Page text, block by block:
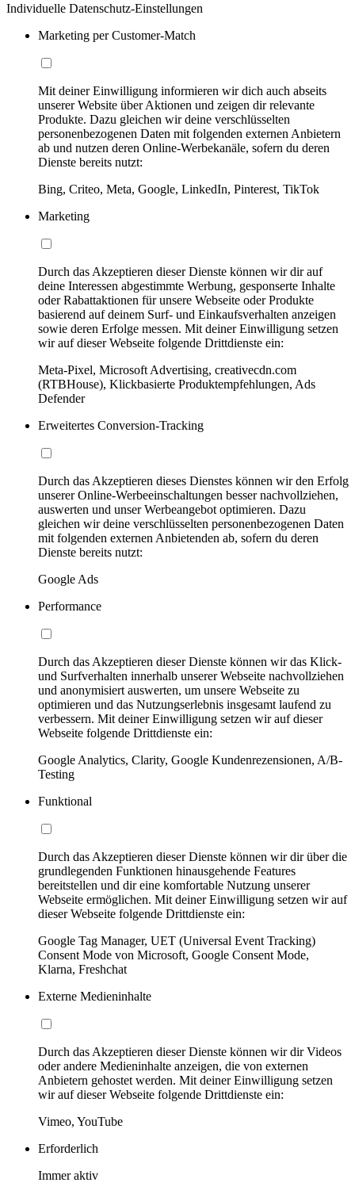
Individuelle Datenschutz-Einstellungen
Marketing per Customer-Match
Mit deiner Einwilligung informieren wir dich auch abseits
unserer Website über Aktionen und zeigen dir relevante
Produkte. Dazu gleichen wir deine verschlüsselten
personenbezogenen Daten mit folgenden externen Anbietern
ab und nutzen deren Online-Werbekanäle, sofern du deren
Dienste bereits nutzt:
Bing, Criteo, Meta, Google, LinkedIn, Pinterest, TikTok
Marketing
Durch das Akzeptieren dieser Dienste können wir dir auf
deine Interessen abgestimmte Werbung, gesponserte Inhalte
oder Rabattaktionen für unsere Webseite oder Produkte
basierend auf deinem Surf- und Einkaufsverhalten anzeigen
sowie deren Erfolge messen. Mit deiner Einwilligung setzen
wir auf dieser Webseite folgende Drittdienste ein:
Meta-Pixel, Microsoft Advertising, creativecdn.com
(RTBHouse), Klickbasierte Produktempfehlungen, Ads
Defender
Erweitertes Conversion-Tracking
Durch das Akzeptieren dieses Dienstes können wir den Erfolg
unserer Online-Werbeeinschaltungen besser nachvollziehen,
auswerten und unser Werbeangebot optimieren. Dazu
gleichen wir deine verschlüsselten personenbezogenen Daten
mit folgenden externen Anbietenden ab, sofern du deren
Dienste bereits nutzt:
Google Ads
Performance
Durch das Akzeptieren dieser Dienste können wir das Klick-
und Surfverhalten innerhalb unserer Webseite nachvollziehen
und anonymisiert auswerten, um unsere Webseite zu
optimieren und das Nutzungserlebnis insgesamt laufend zu
verbessern. Mit deiner Einwilligung setzen wir auf dieser
Webseite folgende Drittdienste ein:
Google Analytics, Clarity, Google Kundenrezensionen, A/B-
Testing
Funktional
Durch das Akzeptieren dieser Dienste können wir dir über die
grundlegenden Funktionen hinausgehende Features
bereitstellen und dir eine komfortable Nutzung unserer
Webseite ermöglichen. Mit deiner Einwilligung setzen wir auf
dieser Webseite folgende Drittdienste ein:
Google Tag Manager, UET (Universal Event Tracking)
Consent Mode von Microsoft, Google Consent Mode,
Klarna, Freshchat
Externe Medieninhalte
Durch das Akzeptieren dieser Dienste können wir dir Videos
oder andere Medieninhalte anzeigen, die von externen
Anbietern gehostet werden. Mit deiner Einwilligung setzen
wir auf dieser Webseite folgende Drittdienste ein:
Vimeo, YouTube
Erforderlich
Immer aktiv